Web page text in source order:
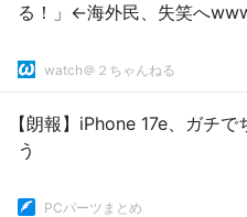
る！」←海外民、失笑へ
watch＠２ちゃんねる
【朗報】iPhone 17e、ガチ
う
PCパーツまとめ